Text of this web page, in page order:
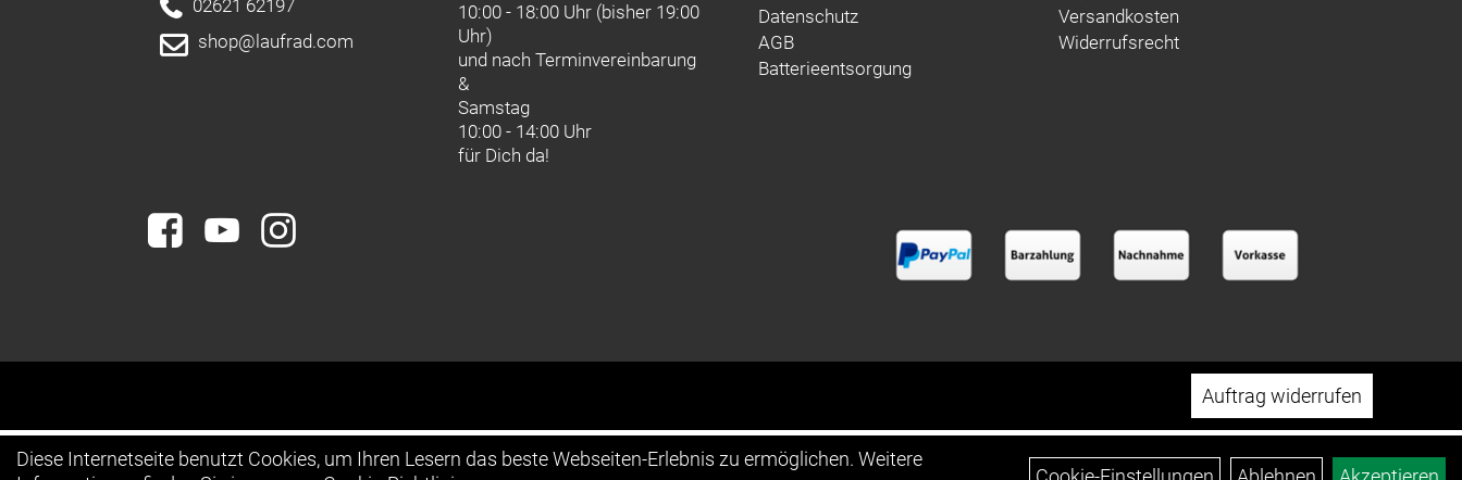
02621 62197
shop@laufrad.com
10:00 - 18:00 Uhr (bisher 19:00
Uhr)
und nachTerminvereinbarung
&
Samstag
10:00 - 14:00 Uhr
für Dich da!
Datenschutz
AGB
Batterieentsorgung
Versandkosten
Widerrufsrecht
Diese Internetseite benutzt Cookies, um Ihren Lesern das beste Webseiten-Erlebnis zu ermöglichen. Weitere
Auftrag widerrufen